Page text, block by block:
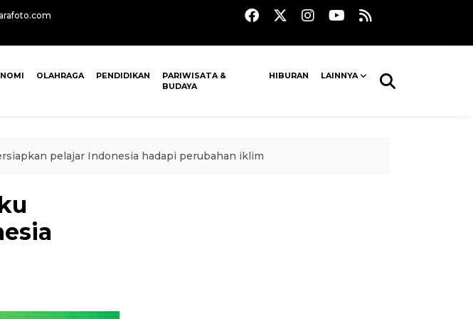
OLAHRAGA PENDIDIKAN
PARIWISATA &
BUDAYA
HIBURAN LAINNYA
pelajar Indonesia hadapi perubahan iklim